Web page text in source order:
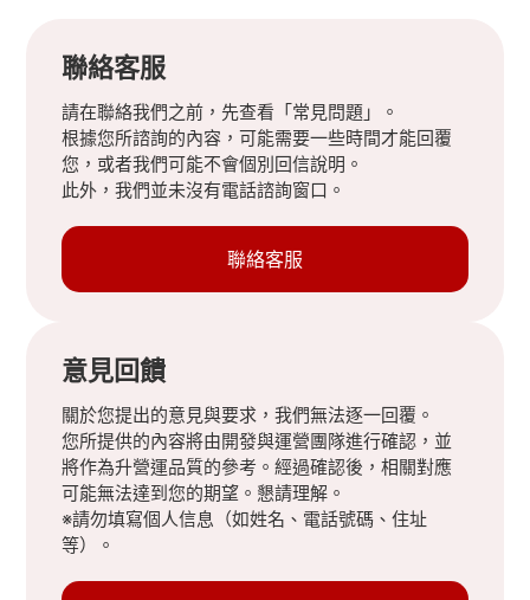
聯絡客服
請在聯絡我們之前，先查看「常見問題」。
根據您所諮詢的內容，可能需要一些時間才能回覆
您，或者我們可能不會個別回信說明。
此外，我們並未沒有電話諮詢窗口。
聯絡客服
意見回饋
關於您提出的意見與要求，我們無法逐一回覆。
您所提供的內容將由開發與運營團隊進行確認，並
將作為升營運品質的參考。經過確認後，相關對應
可能無法達到您的期望。懇請理解。
※請勿填寫個人信息（如姓名、電話號碼、住址
等）。